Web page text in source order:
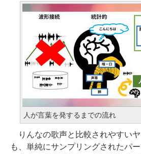
人が言葉を発するまでの流れ
りんなの歌声と比較されやすい
も、単純にサンプリングされたパ